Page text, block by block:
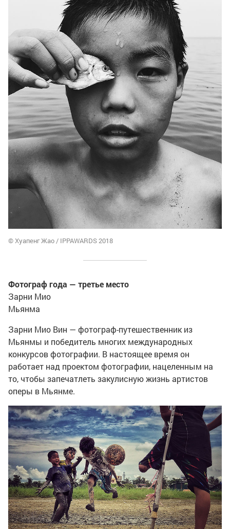
© Хуапенг Жао / IPPAWARDS 2018
Фотограф года — третье место
Зарни Мио
Мьянма
Зарни Мио Вин — фотограф-путешественник из
Мьянмы и победитель многих международных
конкурсов фотографии. В настоящее время он
работает над проектом фотографии, нацеленным на
то, чтобы запечатлеть закулисную жизнь артистов
оперы в Мьянме.